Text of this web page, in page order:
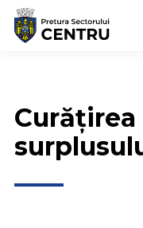
Curățirea